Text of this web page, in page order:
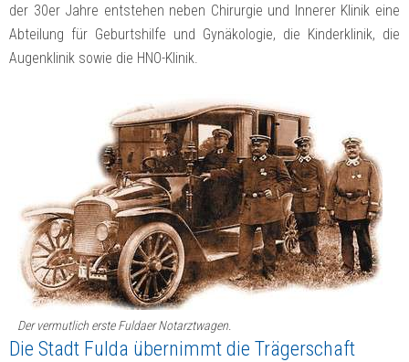
der 30er Jahre entstehen neben Chirurgie und Innerer Klinik eine
Abteilung für Geburtshilfe und Gynäkologie, die Kinderklinik, die
Augenklinik sowie die HNO-Klinik.
Der vermutlich erste Fuldaer Notarztwagen.
Die Stadt Fulda übernimmt die Trägerschaft